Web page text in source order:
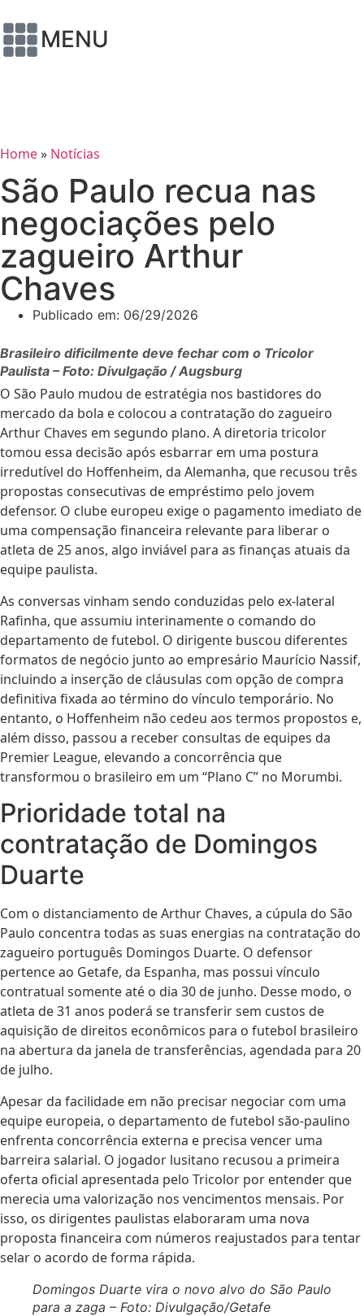
MENU
Home» Notícias
São Paulo recua nas
negociações pelo
zagueiro Arthur
Chaves
Publicado em: 06/29/2026
Brasileiro dificilmente deve fechar com o Tricolor
Paulista – Foto: Divulgação / Augsburg
O São Paulo mudou de estratégia nos bastidores do
mercado da bola e colocou a contratação do zagueiro
Arthur Chaves em segundo plano. A diretoria tricolor
tomou essa decisão após esbarrar em uma postura
irredutível do Hoffenheim, da Alemanha, que recusou três
propostas consecutivas de empréstimo pelo jovem
defensor. O clube europeu exige o pagamento imediato de
uma compensação financeira relevante para liberar o
atleta de 25 anos, algo inviável para as finanças atuais da
equipe paulista.
As conversas vinham sendo conduzidas pelo ex-lateral
Rafinha, que assumiu interinamente o comando do
departamento de futebol. O dirigente buscou diferentes
formatos de negócio junto ao empresário Maurício Nassif,
incluindo a inserção de cláusulas com opção de compra
definitiva fixada ao término do vínculo temporário. No
entanto, o Hoffenheim não cedeu aos termos propostos e,
além disso, passou a receber consultas de equipes da
Premier League, elevando a concorrência que
transformou o brasileiro em um “Plano C” no Morumbi.
Prioridade total na
contratação de Domingos
Duarte
Com o distanciamento de Arthur Chaves, a cúpula do São
Paulo concentra todas as suas energias na contratação do
zagueiro português Domingos Duarte. O defensor
pertence ao Getafe, da Espanha, mas possui vínculo
contratual somente até o dia 30 de junho. Desse modo, o
atleta de 31 anos poderá se transferir sem custos de
aquisição de direitos econômicos para o futebol brasileiro
na abertura da janela de transferências, agendada para 20
de julho.
Apesar da facilidade em não precisar negociar com uma
equipe europeia, o departamento de futebol são-paulino
enfrenta concorrência externa e precisa vencer uma
barreira salarial. O jogador lusitano recusou a primeira
oferta oficial apresentada pelo Tricolor por entender que
merecia uma valorização nos vencimentos mensais. Por
isso, os dirigentes paulistas elaboraram uma nova
proposta financeira com números reajustados para tentar
selar o acordo de forma rápida.
Domingos Duarte vira o novo alvo do São Paulo
para a zaga – Foto: Divulgação/Getafe